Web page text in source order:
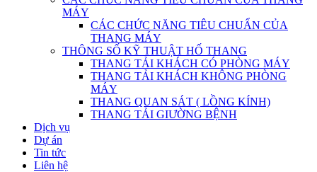
MÁY
CÁC CHỨC NĂNG TIÊU CHUẨN CỦA
THANG MÁY
THÔNG SỐ KỸ THUẬT HỐ THANG
THANG TẢI KHÁCH CÓ PHÒNG MÁY
THANG TẢI KHÁCH KHÔNG PHÒNG
MÁY
THANG QUAN SÁT ( LỒNG KÍNH)
THANG TẢI GIƯỜNG BỆNH
Dịch vụ
Dự án
Tin tức
Liên hệ